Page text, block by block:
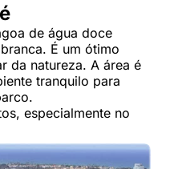
de água doce
É um ótimo
da natureza. A área é
tranquilo para
especialmente no